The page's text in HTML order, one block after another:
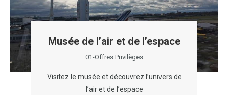
Musée de l’air et de l’espace
01-Offres Privilèges
Visitez le musée et découvrez l’univers de
l’air et de l’espace